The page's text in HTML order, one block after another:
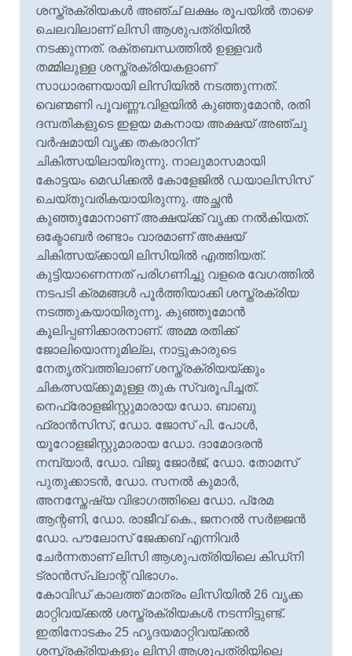
ശസ്ത്രക്രിയകൾ അഞ്ച് ലക്ഷം രൂപയിൽ താഴെ
ചെലവിലാണ് ലിസി ആശുപത്രിയിൽ
നടക്കുന്നത്. രക്തബന്ധത്തിൽ ഉള്ളവർ
തമ്മിലുള്ള ശസ്ത്രക്രിയകളാണ്
സാധാരണയായി ലിസിയിൽ നടത്തുന്നത്.
വെണ്മണി പൂവണ്ണጌവിളയിൽ കുഞ്ഞുമോൻ, രതി
ദമ്പതികളുടെ ഇളയ മകനായ അക്ഷയ് അഞ്ചു
വർഷമായി വൃക്ക തകരാറിന്‌
ചികിത്സയിലായിരുന്നു. നാലുമാസമായി
കോട്ടയം മെഡിക്കൽ കോളേജിൽ ഡയാലിസിസ്
ചെയ്തുവരികയായിരുന്നു. അച്ഛൻ
കുഞ്ഞുമോനാണ് അക്ഷയ്ക്ക് വൃക്ക നൽകിയത്.
ഒക്ടോബർ രണ്ടാം വാരമാണ് അക്ഷയ്
ചികിത്സയ്ക്കായി ലിസിയിൽ എത്തിയത്.
കുട്ടിയാണെന്നത് പരിഗണിച്ചു വളരെ വേഗത്തിൽ
നടപടി ക്രമങ്ങൾ പൂർത്തിയാക്കി ശസ്ത്രക്രിയ
നടത്തുകയായിരുന്നു. കുഞ്ഞുമോൻ
കൂലിപ്പണിക്കാരനാണ്. അമ്മ രതിക്ക്
ജോലിയൊന്നുമില്ല, നാട്ടുകാരുടെ
നേതൃത്വത്തിലാണ് ശസ്ത്രക്രിയയ്ക്കും
ചികത്സയ്ക്കുമുള്ള തുക സ്വരൂപിച്ചത്.
നെഫ്രോളജിസ്റ്റുമാരായ ഡോ. ബാബു
ഫ്രാൻസിസ്, ഡോ. ജോസ് പി. പോൾ,
യൂറോളജിസ്റ്റുമാരായ ഡോ. ദാമോദരൻ
നമ്പ്യാർ, ഡോ. വിജു ജോർജ്, ഡോ. തോമസ്
പുതുക്കാടൻ, ഡോ. സനൽ കുമാർ,
അനസ്തേഷ്യ വിഭാഗത്തിലെ ഡോ. പ്രേമ
ആന്റണി, ഡോ. രാജീവ് കെ., ജനറൽ സർജ്ജൻ
ഡോ. പൗലോസ് ജേക്കബ് എന്നിവർ
ചേർന്നതാണ് ലിസി ആശുപത്രിയിലെ കിഡ്‌നി
ട്രാൻസ്‌പ്ലാന്റ് വിഭാഗം.
കോവിഡ് കാലത്ത് മാത്രം ലിസിയിൽ 26 വൃക്ക
മാറ്റിവയ്ക്കൽ ശസ്ത്രക്രിയകൾ നടന്നിട്ടുണ്ട്.
ഇതിനോടകം 25 ഹൃദയമാറ്റിവയ്ക്കൽ
ശസ്ത്രക്രിയകളും ലിസി ആശുപത്രിയിലെ